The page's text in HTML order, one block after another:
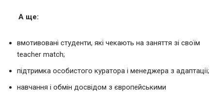
А ще:
вмотивовані студенти, які чекають на заняття зі своїм
teacher match;
підтримка особистого куратора і менеджера з адаптації;
навчання і обмін досвідом з європейськими